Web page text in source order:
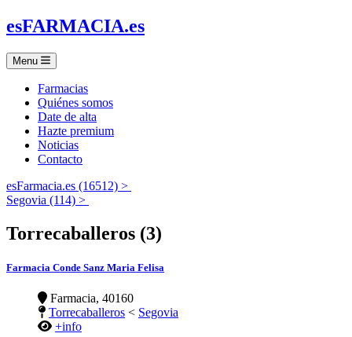
esFARMACIA.es
Menu
Farmacias
Quiénes somos
Date de alta
Hazte premium
Noticias
Contacto
esFarmacia.es (16512) >
Segovia (114) >
Torrecaballeros (3)
Farmacia Conde Sanz Maria Felisa
Farmacia, 40160
Torrecaballeros < Segovia
+info